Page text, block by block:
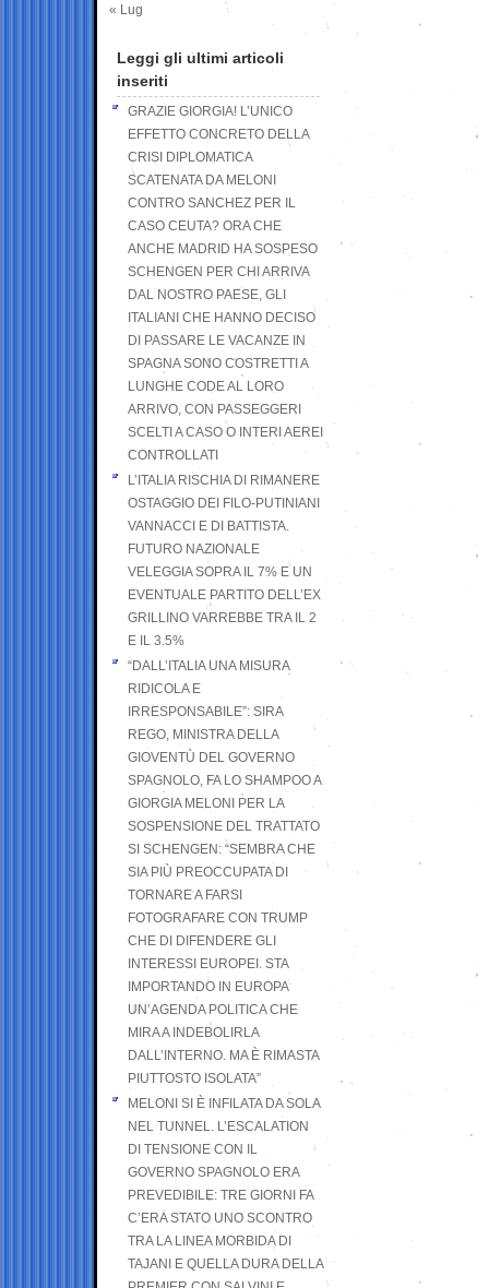
« Lug
Leggi gli ultimi articoli
inseriti
GRAZIE GIORGIA! L’UNICO
EFFETTO CONCRETO DELLA
CRISI DIPLOMATICA
SCATENATA DA MELONI
CONTRO SANCHEZ PER IL
CASO CEUTA? ORA CHE
ANCHE MADRID HA SOSPESO
SCHENGEN PER CHI ARRIVA
DAL NOSTRO PAESE, GLI
ITALIANI CHE HANNO DECISO
DI PASSARE LE VACANZE IN
SPAGNA SONO COSTRETTI A
LUNGHE CODE AL LORO
ARRIVO, CON PASSEGGERI
SCELTI A CASO O INTERI AEREI
CONTROLLATI
L’ITALIA RISCHIA DI RIMANERE
OSTAGGIO DEI FILO-PUTINIANI
VANNACCI E DI BATTISTA.
FUTURO NAZIONALE
VELEGGIA SOPRA IL 7% E UN
EVENTUALE PARTITO DELL’EX
GRILLINO VARREBBE TRA IL 2
E IL 3.5%
“DALL’ITALIA UNA MISURA
RIDICOLA E
IRRESPONSABILE”: SIRA
REGO, MINISTRA DELLA
GIOVENTÙ DEL GOVERNO
SPAGNOLO, FA LO SHAMPOO A
GIORGIA MELONI PER LA
SOSPENSIONE DEL TRATTATO
SI SCHENGEN: “SEMBRA CHE
SIA PIÙ PREOCCUPATA DI
TORNARE A FARSI
FOTOGRAFARE CON TRUMP
CHE DI DIFENDERE GLI
INTERESSI EUROPEI. STA
IMPORTANDO IN EUROPA
UN’AGENDA POLITICA CHE
MIRA A INDEBOLIRLA
DALL’INTERNO. MA È RIMASTA
PIUTTOSTO ISOLATA”
MELONI SI È INFILATA DA SOLA
NEL TUNNEL. L’ESCALATION
DI TENSIONE CON IL
GOVERNO SPAGNOLO ERA
PREVEDIBILE: TRE GIORNI FA
C’ERA STATO UNO SCONTRO
TRA LA LINEA MORBIDA DI
TAJANI E QUELLA DURA DELLA